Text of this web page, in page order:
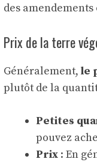
des
Prix de la terre
Généralement, le
plutôt de la
Petites
pouvez
Prix : En